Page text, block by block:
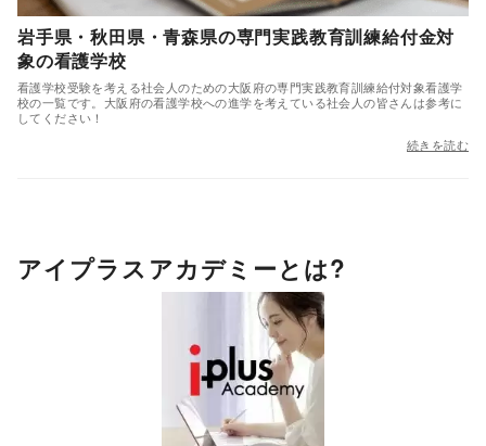
岩手県・秋田県・青森県の専門実践教育訓練給付金対
象の看護学校
看護学校受験を考える社会人のための大阪府の専門実践教育訓練給付対象看護学
校の一覧です。大阪府の看護学校への進学を考えている社会人の皆さんは参考に
してください！
続きを読む
アイプラスアカデミーとは?